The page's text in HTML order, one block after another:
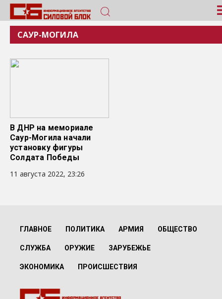
САУР-МОГИЛА
В ДНР на мемориале
Саур-Могила начали
установку фигуры
Солдата Победы
11 августа 2022, 23:26
ГЛАВНОЕ ПОЛИТИКА АРМИЯ ОБЩЕСТВО
СЛУЖБА ОРУЖИЕ ЗАРУБЕЖЬЕ
ЭКОНОМИКА ПРОИСШЕСТВИЯ